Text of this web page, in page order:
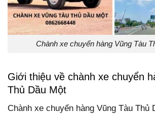
Chành xe chuyển hàng Vũng Tàu
Giới thiệu về chành xe chuyển
Thủ Dầu Một
Chành xe chuyển hàng Vũng Tàu Thủ